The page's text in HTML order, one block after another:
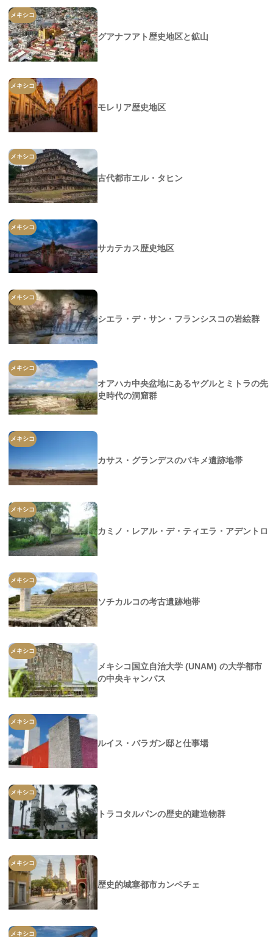
メキシコ
グアナフアト歴史地区と鉱山
メキシコ
モレリア歴史地区
メキシコ
古代都市エル・タヒン
メキシコ
サカテカス歴史地区
メキシコ
シエラ・デ・サン・フランシスコの岩絵群
メキシコ
オアハカ中央盆地にあるヤグルとミトラの先
史時代の洞窟群
メキシコ
カサス・グランデスのパキメ遺跡地帯
メキシコ
カミノ・レアル・デ・ティエラ・アデントロ
メキシコ
ソチカルコの考古遺跡地帯
メキシコ
メキシコ国立自治大学 (UNAM) の大学都市
の中央キャンパス
メキシコ
ルイス・バラガン邸と仕事場
メキシコ
トラコタルパンの歴史的建造物群
メキシコ
歴史的城塞都市カンペチェ
メキシコ